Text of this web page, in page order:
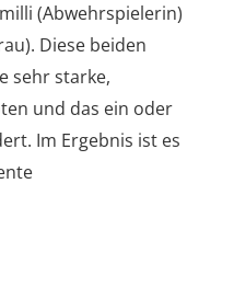
(Abwehrspielerin)
Diese beiden
sehr starke,
und das ein oder
Im Ergebnis ist es